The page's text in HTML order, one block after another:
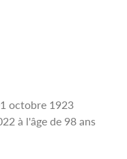
octobre 1923
à l'âge de 98 ans